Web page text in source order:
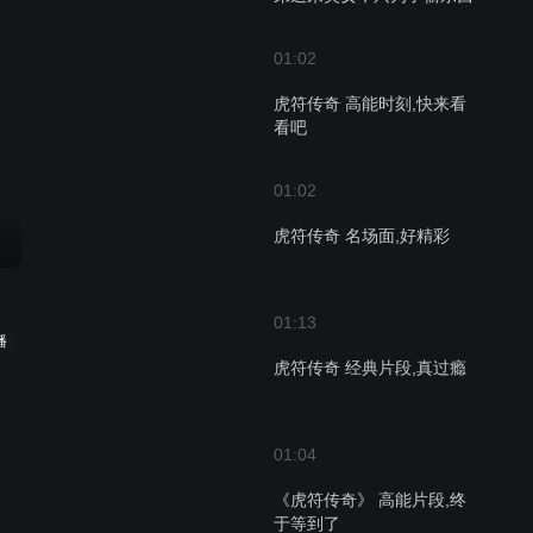
01:02
虎符传奇 高能时刻,快来看
看吧
01:02
虎符传奇 名场面,好精彩
01:13
虎符传奇 经典片段,真过瘾
01:04
《虎符传奇》 高能片段,终
于等到了